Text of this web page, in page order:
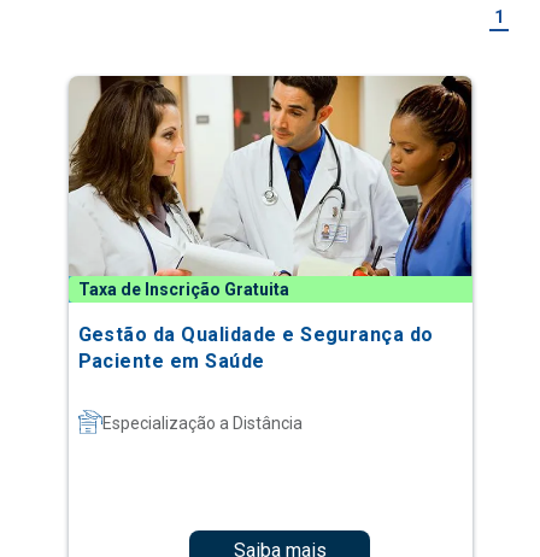
1
Taxa de Inscrição Gratuita
Gestão da Qualidade e Segurança do
Paciente em Saúde
Especialização a Distância
Saiba mais